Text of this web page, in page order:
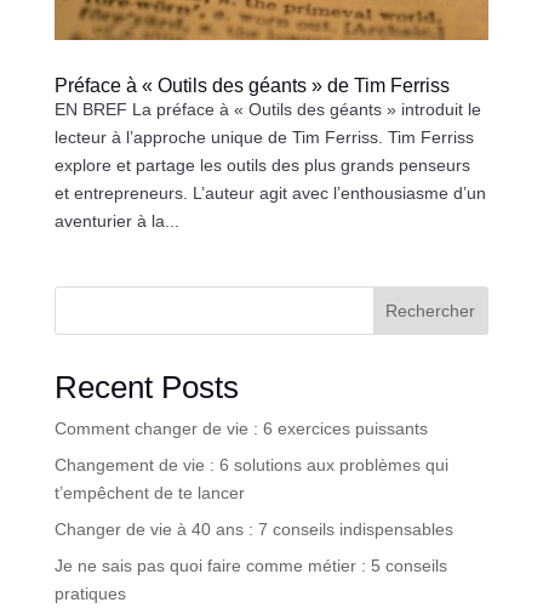
Préface à « Outils des géants » de Tim Ferriss
EN BREF La préface à « Outils des géants » introduit le
lecteur à l’approche unique de Tim Ferriss. Tim Ferriss
explore et partage les outils des plus grands penseurs
et entrepreneurs. L’auteur agit avec l’enthousiasme d’un
aventurier à la...
Rechercher
Recent Posts
Comment changer de vie : 6 exercices puissants
Changement de vie : 6 solutions aux problèmes qui
t’empêchent de te lancer
Changer de vie à 40 ans : 7 conseils indispensables
Je ne sais pas quoi faire comme métier : 5 conseils
pratiques